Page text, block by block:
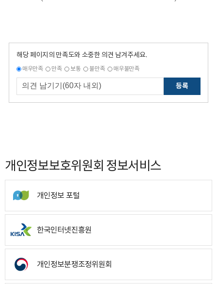
해당 페이지의 만족도와 소중한 의견 남겨주세요.
매우만족 만족 보통 불만족 매우불만족
등록
개인정보보호위원회 정보서비스
개인정보 포털
한국인터넷진흥원
개인정보분쟁조정위원회